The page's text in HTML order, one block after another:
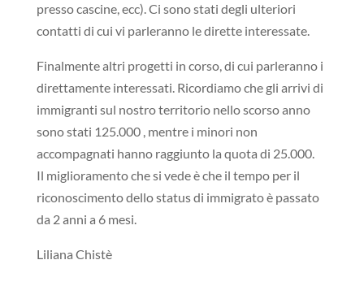
presso cascine, ecc). Ci sono stati degli ulteriori
contatti di cui vi parleranno le dirette interessate.
Finalmente altri progetti in corso, di cui parleranno i
direttamente interessati. Ricordiamo che gli arrivi di
immigranti sul nostro territorio nello scorso anno
sono stati 125.000 , mentre i minori non
accompagnati hanno raggiunto la quota di 25.000.
Il miglioramento che si vede è che il tempo per il
riconoscimento dello status di immigrato è passato
da 2 anni a 6 mesi.
Liliana Chistè